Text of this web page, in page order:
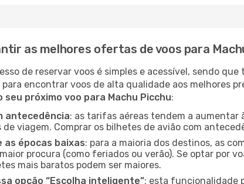
as melhores ofertas de voos para
de reservar voos é simples e acessível, sendo
para encontrar voos de alta qualidade aos melhores
seu próximo voo para Machu Picchu:
antecedência: as tarifas aéreas tendem a
de viagem. Comprar os bilhetes de avião com
as épocas baixas: para a maioria dos destinos, as
procura (como feriados ou verão). Se optar por
mais baratos podem ser maiores.
opção “Escolha inteligente”: esta funcionalidade